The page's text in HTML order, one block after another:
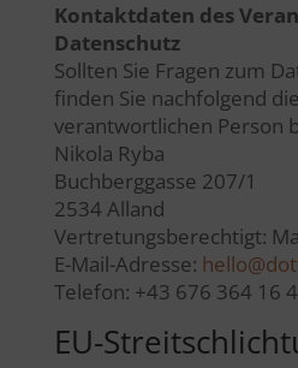
Kontaktdaten des
Datenschutz
Sollten Sie Fragen zum
finden Sie nachfolgend
verantwortlichen Person
Nikola Ryba
Buchberggasse 207/1
2534 Alland
Vertretungsberechtigt:
E-Mail-Adresse:
Telefon: +43 676 364 16
EU-